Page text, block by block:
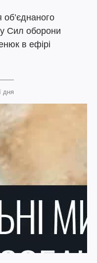
Сил оборони
в ефірі
дня